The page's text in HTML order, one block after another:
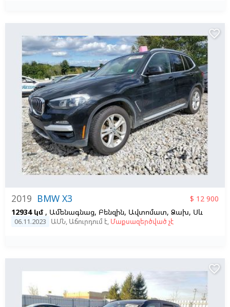
2019 BMW X3
$ 12 900
12934 կմ , Ամենագնաց, Բենզին, Ավտոմատ, Ձախ, Սև
06.11.2023 ԱՄՆ, Աճուրդում է, Մաքսազերծված չէ
favorite_border
favorite_border